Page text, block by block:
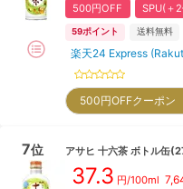
500円OFF SPU(＋
59ポイント 送料無料
楽天24 Express
500円OFFクーポン
7位 アサヒ 十六茶 ボトル缶
37.3 円/100ml